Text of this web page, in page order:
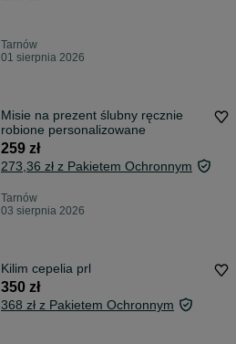
Tarnów
01 sierpnia 2026
Misie na prezent ślubny ręcznie
robione personalizowane
259 zł
273,36 zł z Pakietem Ochronnym
Tarnów
03 sierpnia 2026
Kilim cepelia prl
350 zł
368 zł z Pakietem Ochronnym